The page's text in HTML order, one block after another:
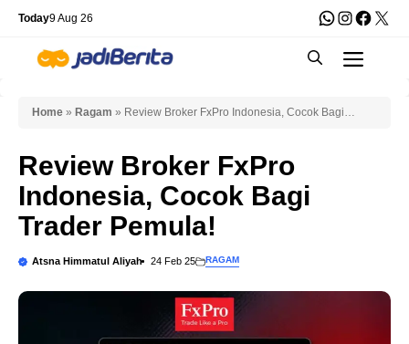
Skip
content
Today9 Aug 26 WhatsApp
X
Home » Ragam » Review Broker FxPro Indonesia, Cocok Bagi
Review Broker FxPro
Indonesia, Cocok Bagi
Trader Pemula!
Atsna Himmatul Aliyah 24 Feb 25 RAGAM